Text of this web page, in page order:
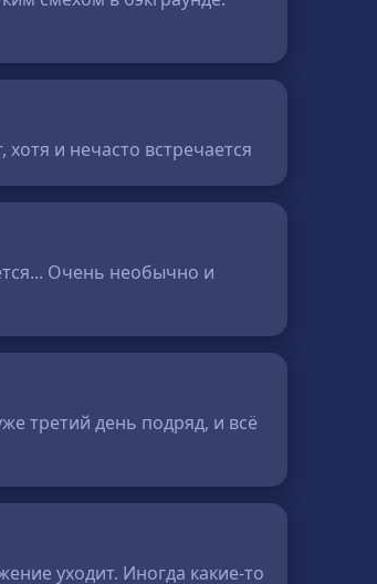
и нечасто встречается
Очень необычно и
третий день подряд, и всё
уходит. Иногда какие-то